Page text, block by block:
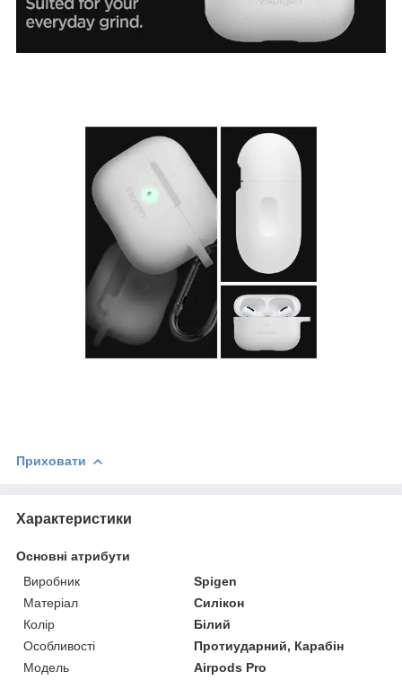
Приховати
Характеристики
Основні атрибути
Виробник
Spigen
Матеріал
Силікон
Колір
Білий
Особливості
Протиударний, Карабін
Модель
Airpods Pro